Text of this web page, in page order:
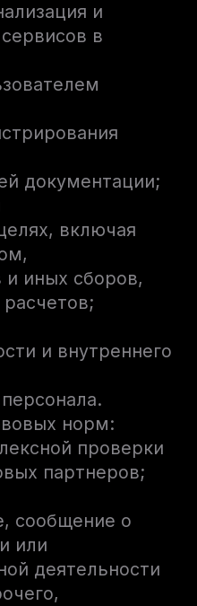
и
в
документации;
включая
и иных сборов,
и внутреннего
норм:
проверки
партнеров;
сообщение о
или
деятельности